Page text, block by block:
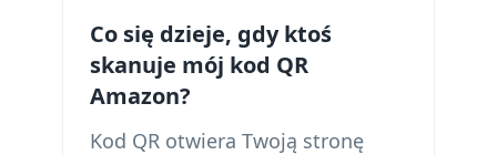
Co się dzieje, gdy ktoś
skanuje mój kod QR
Amazon?
Kod QR otwiera Twoją stronę